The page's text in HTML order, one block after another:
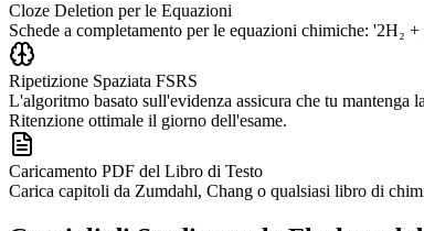
Cloze Deletion per le Equazioni
Schede a completamento per le equazioni chimiche:
Ripetizione Spaziata FSRS
L'algoritmo basato sull'evidenza assicura che tu
Ritenzione ottimale il giorno dell'esame.
Caricamento PDF del Libro di Testo
Carica capitoli da Zumdahl, Chang o qualsiasi libro di